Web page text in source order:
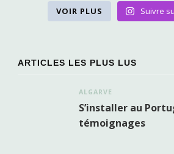
VOIR PLUS Suivre
ARTICLES LES PLUS LUS
ALGARVE
S’installer au
témoignages